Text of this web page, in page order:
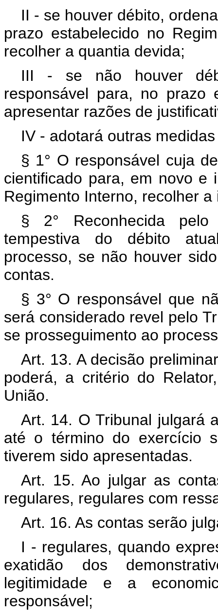
II - se houver débito,
prazo estabelecido no
recolher a quantia devida;
III - se não houver
responsável para, no prazo
apresentar razões de
IV - adotará outras
§ 1° O responsável cuja
cientificado para, em novo e
Regimento Interno, recolher
§ 2° Reconhecida
tempestiva do débito
processo, se não houver
contas.
§ 3° O responsável que
será considerado revel pelo
se prosseguimento ao
Art. 13. A decisão
poderá, a critério do
União.
Art. 14. O Tribunal julgará
até o término do exercício
tiverem sido apresentadas.
Art. 15. Ao julgar as
regulares, regulares com
Art. 16. As contas serão
I - regulares, quando
exatidão dos
legitimidade e a
responsável;